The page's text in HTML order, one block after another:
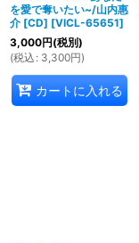
を愛で奪いたい~/山内惠
介 [CD] [VICL-65651]
3,000円(税別)
(税込 : 3,300円)
カートに入れる